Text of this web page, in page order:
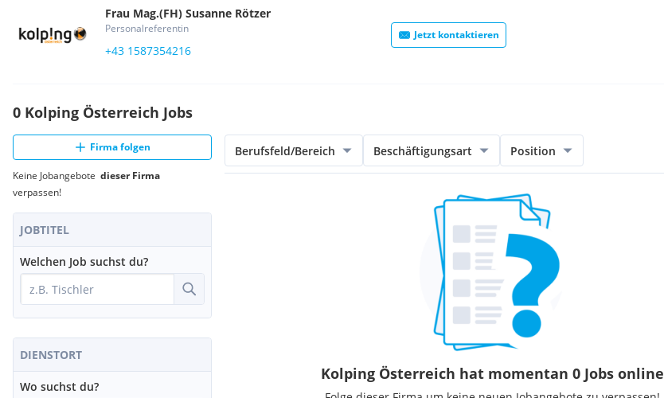
Frau Mag.(FH) Susanne Rötzer
Personalreferentin
+43 1587354216
Jetzt kontaktieren
0 Kolping Österreich Jobs
Firma folgen
Keine Jobangebote dieser Firma
verpassen!
JOBTITEL
Welchen Job suchst du?
DIENSTORT
Wo suchst du?
Berufsfeld/Bereich Beschäftigungsart Position
Kolping Österreich hat momentan 0 Jobs online